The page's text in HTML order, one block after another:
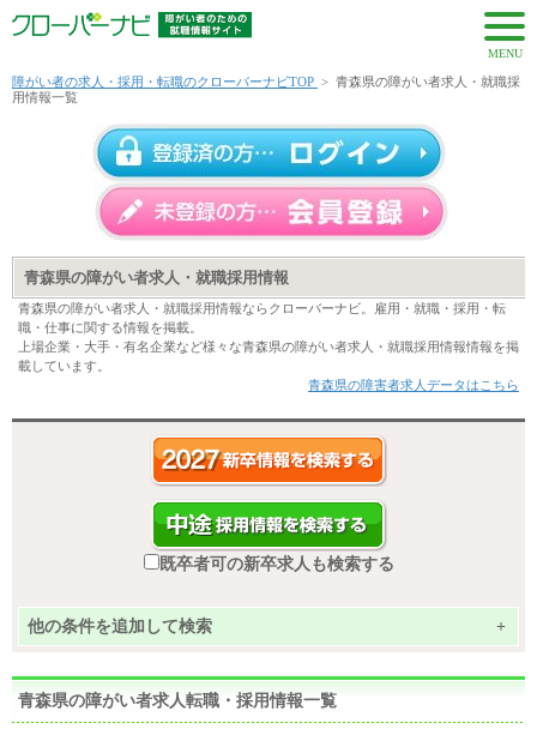
MENU
障がい者の求人・採用・転職のクローバーナビTOP > 青森県の障がい者求人・就職採
用情報一覧
青森県の障がい者求人・就職採用情報
青森県の障がい者求人・就職採用情報ならクローバーナビ。雇用・就職・採用・転
職・仕事に関する情報を掲載。
上場企業・大手・有名企業など様々な青森県の障がい者求人・就職採用情報情報を掲
載しています。
青森県の障害者求人データはこちら
既卒者可の新卒求人も検索する
他の条件を追加して検索 +
青森県の障がい者求人転職・採用情報一覧